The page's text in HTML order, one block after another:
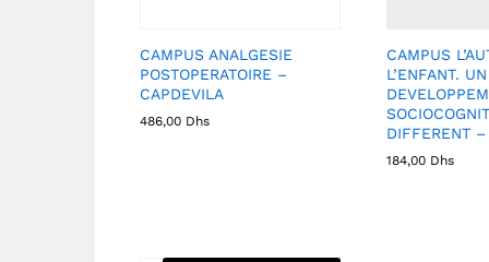
CAMPUS ANALGESIE
POSTOPERATOIRE –
CAPDEVILA
486,00 Dhs
CAMPUS
L’ENFANT. UN
DIFFERENT
184,00 Dhs